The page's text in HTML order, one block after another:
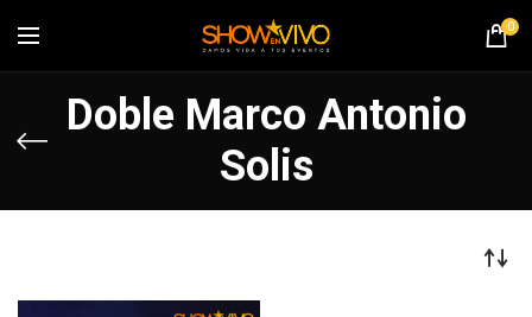
0
Doble Marco Antonio
Solis